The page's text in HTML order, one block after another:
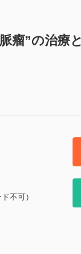
瘤”の治療
不可）